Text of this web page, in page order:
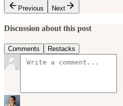
Previous
Next
Discussion about this post
Comments Restacks